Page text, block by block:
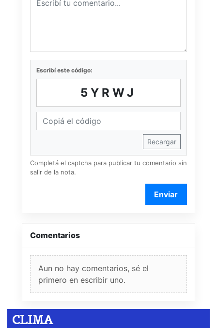
Escribí este código:
5YRWJ
Recargar
Completá el captcha para publicar tu comentario sin
salir de la nota.
Enviar
Comentarios
Aun no hay comentarios, sé el
primero en escribir uno.
CLIMA